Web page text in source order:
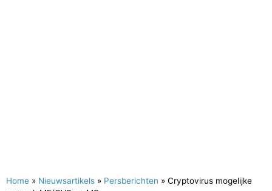
Home » Nieuwsartikels » Persberichten » Cryptovirus mogelijke